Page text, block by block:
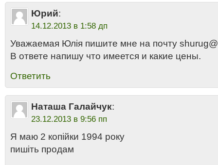
Юрий:
14.12.2013 в 1:58 дп
Уважаемая Юлія пишите мне на почту
В ответе напишу что имеется и какие цены.
Ответить
Наташа Галайчук:
23.12.2013 в 9:56 пп
Я маю 2 копійки 1994 року
пишіть продам